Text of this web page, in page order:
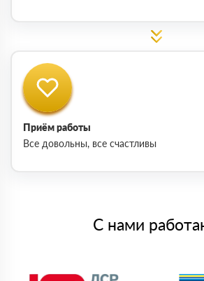
Приём работы
Все довольны, все счастливы
С нами